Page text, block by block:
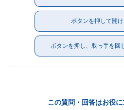
ボタンを押して開
ボタンを押し、取っ手を回
この質問・回答はお役